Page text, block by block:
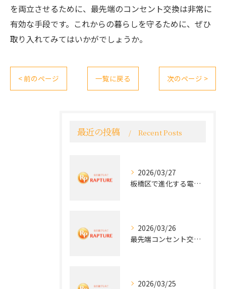
を両立させるために、最先端のコンセント交換は非常に
有効な手段です。これからの暮らしを守るために、ぜひ
取り入れてみてはいかがでしょうか。
< 前のページ 一覧に戻る 次のページ >
最近の投稿 Recent Posts
2026/03/27
板橋区で進化する電気工事と最新コンセント交換技術
2026/03/26
最先端コンセント交換で快適な生活を実現する電気工事の技術
2026/03/25